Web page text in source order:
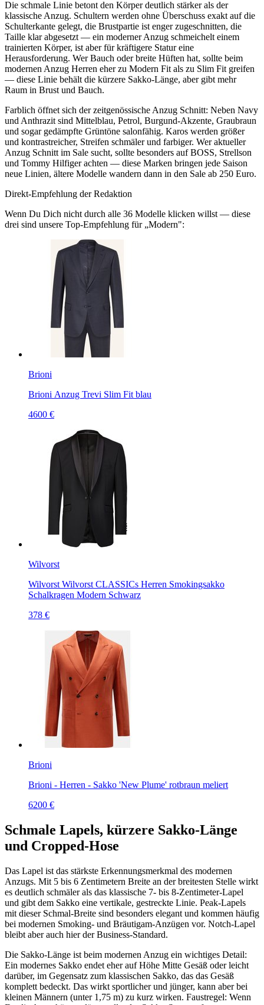
Die schmale Linie betont den Körper deutlich stärker als der
klassische Anzug. Schultern werden ohne Überschuss exakt auf die
Schulterkante gelegt, die Brustpartie ist enger zugeschnitten, die
Taille klar abgesetzt — ein moderner Anzug schmeichelt einem
trainierten Körper, ist aber für kräftigere Statur eine
Herausforderung. Wer Bauch oder breite Hüften hat, sollte beim
modernen Anzug Herren eher zu Modern Fit als zu Slim Fit greifen
— diese Linie behält die kürzere Sakko-Länge, aber gibt mehr
Raum in Brust und Bauch.
Farblich öffnet sich der zeitgenössische Anzug Schnitt: Neben Navy
und Anthrazit sind Mittelblau, Petrol, Burgund-Akzente, Graubraun
und sogar gedämpfte Grüntöne salonfähig. Karos werden größer
und kontrastreicher, Streifen schmäler und farbiger. Wer aktueller
Anzug Schnitt im Sale sucht, sollte besonders auf BOSS, Strellson
und Tommy Hilfiger achten — diese Marken bringen jede Saison
neue Linien, ältere Modelle wandern dann in den Sale ab 250 Euro.
Direkt-Empfehlung der Redaktion
Wenn Du Dich nicht durch alle 36 Modelle klicken willst — diese
drei sind unsere Top-Empfehlung für „Modern":
Brioni
Brioni Anzug Trevi Slim Fit blau
4600 €
Wilvorst
Wilvorst Wilvorst CLASSICs Herren Smokingsakko
Schalkragen Modern Schwarz
378 €
Brioni
Brioni - Herren - Sakko 'New Plume' rotbraun meliert
6200 €
Schmale Lapels, kürzere Sakko-Länge
und Cropped-Hose
Das Lapel ist das stärkste Erkennungsmerkmal des modernen
Anzugs. Mit 5 bis 6 Zentimetern Breite an der breitesten Stelle wirkt
es deutlich schmäler als das klassische 7- bis 8-Zentimeter-Lapel
und gibt dem Sakko eine vertikale, gestreckte Linie. Peak-Lapels
mit dieser Schmal-Breite sind besonders elegant und kommen häufig
bei modernen Smoking- und Bräutigam-Anzügen vor. Notch-Lapel
bleibt aber auch hier der Business-Standard.
Die Sakko-Länge ist beim modernen Anzug ein wichtiges Detail:
Ein modernes Sakko endet eher auf Höhe Mitte Gesäß oder leicht
darüber, im Gegensatz zum klassischen Sakko, das das Gesäß
komplett bedeckt. Das wirkt sportlicher und jünger, kann aber bei
kleinen Männern (unter 1,75 m) zu kurz wirken. Faustregel: Wenn